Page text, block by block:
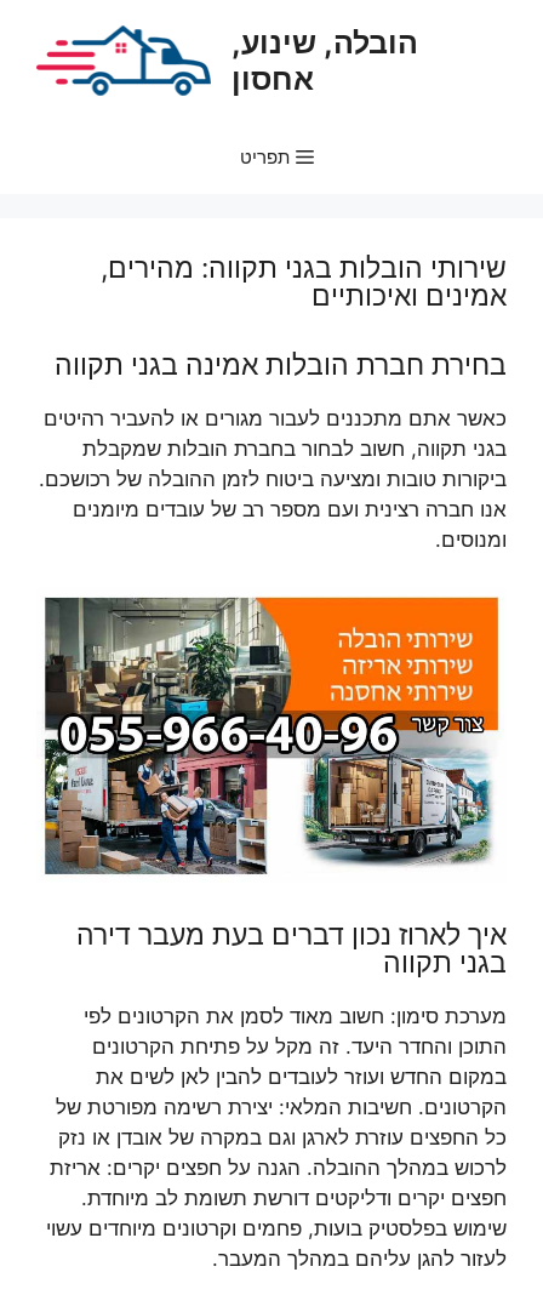
הובלה, שינוע,
אחסון
תפריט
שירותי הובלות בגני תקווה: מהירים,
אמינים ואיכותיים
בחירת חברת הובלות אמינה בגני תקווה
כאשר אתם מתכננים לעבור מגורים או להעביר רהיטים
בגני תקווה, חשוב לבחור בחברת הובלות שמקבלת
ביקורות טובות ומציעה ביטוח לזמן ההובלה של רכושכם.
אנו חברה רצינית ועם מספר רב של עובדים מיומנים
ומנוסים.
איך לארוז נכון דברים בעת מעבר דירה
בגני תקווה
מערכת סימון: חשוב מאוד לסמן את הקרטונים לפי
התוכן והחדר היעד. זה מקל על פתיחת הקרטונים
במקום החדש ועוזר לעובדים להבין לאן לשים את
הקרטונים. חשיבות המלאי: יצירת רשימה מפורטת של
כל החפצים עוזרת לארגן וגם במקרה של אובדן או נזק
לרכוש במהלך ההובלה. הגנה על חפצים יקרים: אריזת
חפצים יקרים ודליקטים דורשת תשומת לב מיוחדת.
שימוש בפלסטיק בועות, פחמים וקרטונים מיוחדים עשוי
לעזור להגן עליהם במהלך המעבר.